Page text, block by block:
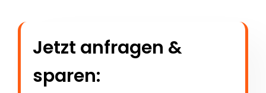
Jetzt anfragen &
sparen: